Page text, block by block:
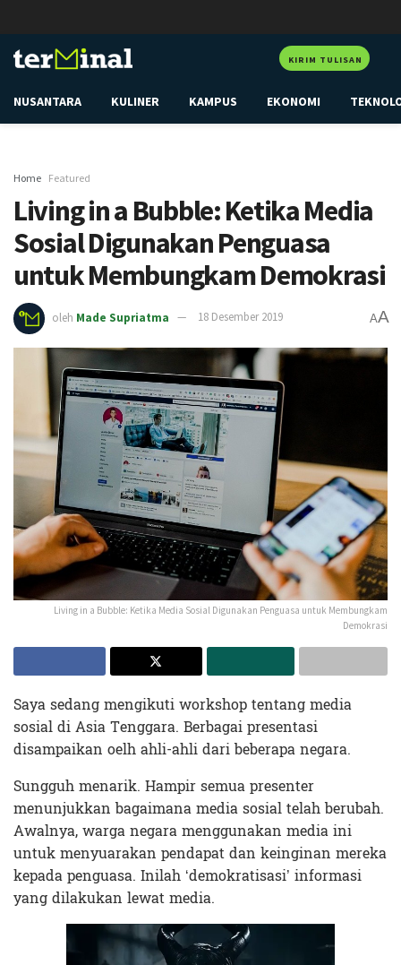
KIRIM TULISAN
NUSANTARA KULINER KAMPUS EKONOMI
Home Featured
Living in a Bubble: Ketika Media
Sosial Digunakan Penguasa
untuk Membungkam Demokrasi
oleh Made Supriatma 18 Desember 2019 AA
Living in a Bubble: Ketika Media Sosial Digunakan Penguasa untuk Membungkam
Demokrasi
Saya sedang mengikuti workshop tentang media
sosial di Asia Tenggara. Berbagai presentasi
disampaikan oelh ahli-ahli dari beberapa negara.
Sungguh menarik. Hampir semua presenter
menunjukkan bagaimana media sosial telah berubah.
Awalnya, warga negara menggunakan media ini
untuk menyuarakan pendapat dan keinginan mereka
kepada penguasa. Inilah ‘demokratisasi’ informasi
yang dilakukan lewat media.